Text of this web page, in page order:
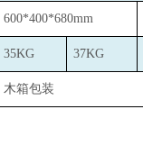
600*400*680mm
35KG 37KG
木箱包装